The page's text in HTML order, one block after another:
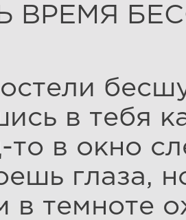
ВРЕМЯ
в тебя
то в окно
глаза,
в темноте